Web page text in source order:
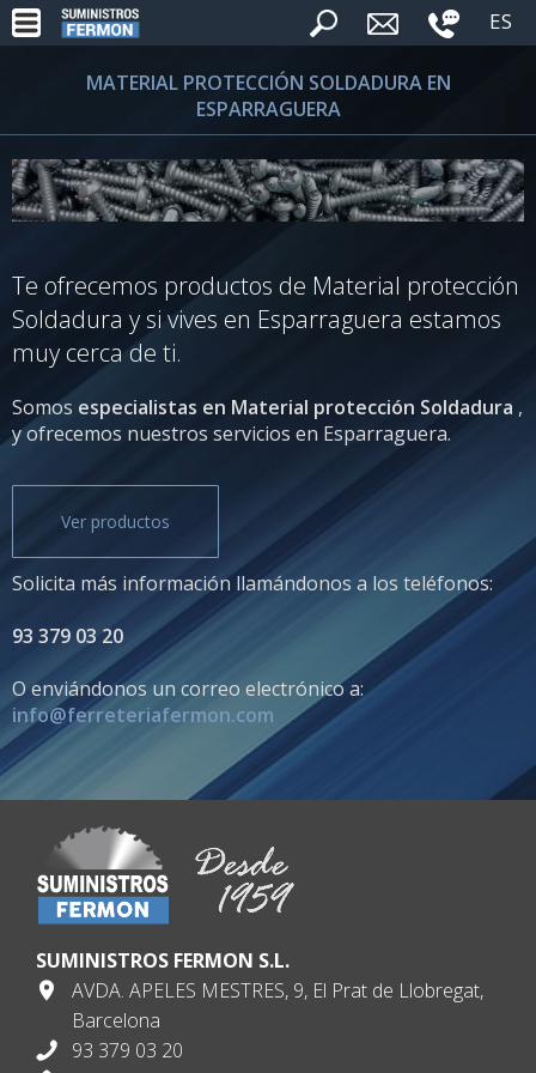
ES
MATERIAL PROTECCIÓN SOLDADURA EN
ESPARRAGUERA
Te ofrecemos productos de Material protección
Soldadura y si vives en Esparraguera estamos
muy cerca de ti.
Somos especialistas en Material protección Soldadura ,
y ofrecemos nuestros servicios en Esparraguera.
Ver productos
Solicita más información llamándonos a los teléfonos:
93 379 03 20
O enviándonos un correo electrónico a:
info@ferreteriafermon.com
SUMINISTROS FERMON S.L.
AVDA. APELES MESTRES, 9, El Prat de Llobregat,
Barcelona
93 379 03 20